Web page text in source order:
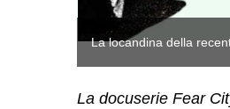
La locandina della
La docuserie Fear